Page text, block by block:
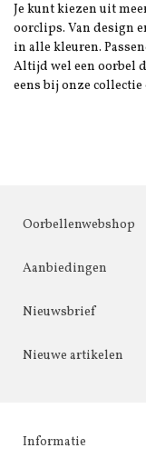
Je kunt kiezen uit
oorclips. Van design
in alle kleuren.
Altijd wel een oorbel
eens bij onze
Oorbellenwebshop
Aanbiedingen
Nieuwsbrief
Nieuwe artikelen
Informatie